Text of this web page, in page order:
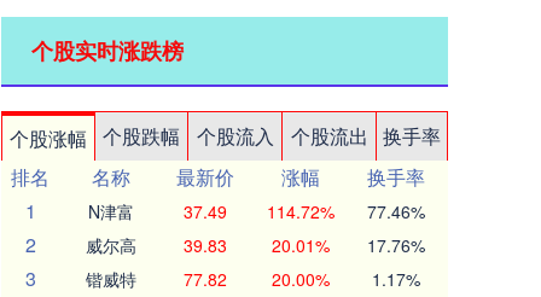
个股实时涨跌榜
个股涨幅 个股跌幅 个股流入 个股流出
换手率
排名
名称 最新价 涨幅
换手率
1
N津富 37.49 114.72% 77.46%
2 威尔高 39.83 20.01% 17.76%
3 锴威特 77.82 20.00% 1.17%